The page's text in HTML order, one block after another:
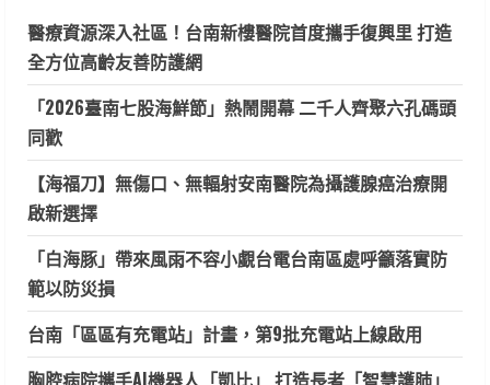
醫療資源深入社區！台南新樓醫院首度攜手復興里 打造
全方位高齡友善防護網
「2026臺南七股海鮮節」熱鬧開幕 二千人齊聚六孔碼頭
同歡
【海福刀】無傷口、無輻射安南醫院為攝護腺癌治療開
啟新選擇
「白海豚」帶來風雨不容小覷台電台南區處呼籲落實防
範以防災損
台南「區區有充電站」計畫，第9批充電站上線啟用
胸腔病院攜手AI機器人「凱比」 打造長者「智慧護肺」